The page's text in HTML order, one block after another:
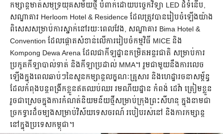
កម្សាន្តមាត់សមុទ្រយុគសម័យថ្មី បំពាក់ដោយបច្ចេកវិទ្យា LED ដ៏ទំនើប,
សណ្ឋាគារ Herloom Hotel & Residence ដែលត្រូវបានរៀបចំឡើងយ៉ាង
ពិសេសសម្រាប់ការស្នាក់នៅរយៈពេលវែង, សណ្ឋាគារ Bima Hotel &
Convention ដែលផ្តោតសំខាន់លើការរៀបចំកម្មវិធី MICE និង
Kompong Dewa Arena ដែលជាកីឡដ្ឋានកម្រិតអន្តរជាតិ សម្រាប់ការ
ប្រកួតកីឡាបាល់ទាត់ និងកីឡាប្រដាល់ MMA។ រួមជាមួយនឹងការលេច
ឡើងក្នុងពេលឆាប់ៗនៃសួនកម្សាន្តលក្ខណៈគ្រួសារ និងហេដ្ឋារចនាសម្ព័ន្ធ
ដែលកំពុងបន្តពង្រីកខ្លួនឥតឈប់ឈរ រមណីយដ្ឋាន កំពង់ ដេវ៉ា ត្រៀមខ្លួន
រួចជាស្រេចក្នុងការកំណត់និយមន័យថ្មីសម្រាប់ក្រុងព្រះសីហនុ ក្នុងនាមជា
ច្រកទ្វារដ៏ចម្បងសម្រាប់វិស័យទេសចរណ៍ របៀបរស់នៅ និងការកម្សាន្ត
នៅក្នុងប្រទេសកម្ពុជា។